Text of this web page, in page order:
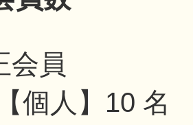
会員
個人】10 名